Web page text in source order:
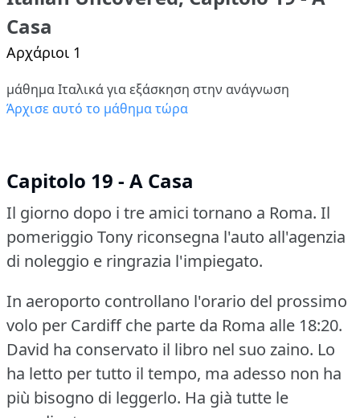
Casa
Αρχάριοι 1
μάθημα Ιταλικά για εξάσκηση στην ανάγνωση
Άρχισε αυτό το μάθημα τώρα
Capitolo 19 - A Casa
Il giorno dopo i tre amici tornano a Roma. Il
pomeriggio Tony riconsegna l'auto all'agenzia
di noleggio e ringrazia l'impiegato.
In aeroporto controllano l'orario del prossimo
volo per Cardiff che parte da Roma alle 18:20.
David ha conservato il libro nel suo zaino. Lo
ha letto per tutto il tempo, ma adesso non ha
più bisogno di leggerlo. Ha già tutte le